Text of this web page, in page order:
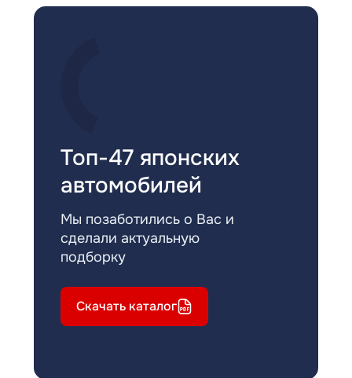
Топ-47 японских
автомобилей
Мы позаботились о Вас и
сделали актуальную
подборку
Скачать каталог